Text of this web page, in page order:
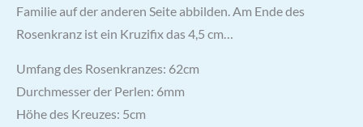
Familie auf der anderen Seite abbilden. Am Ende des
Rosenkranz ist ein Kruzifix das 4,5 cm…
Umfang des Rosenkranzes: 62cm
Durchmesser der Perlen: 6mm
Höhe des Kreuzes: 5cm